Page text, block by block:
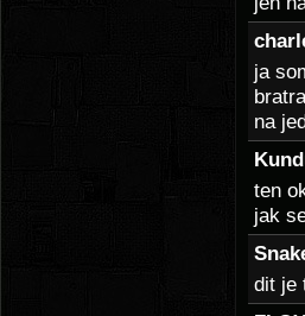
ja
na
ten
jak
dit je